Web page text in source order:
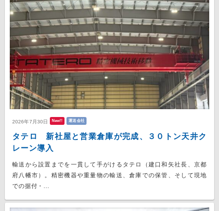
2026年7月30日 New!! 運送会社
タテロ 新社屋と営業倉庫が完成、３０トン天井ク
レーン導入
輸送から設置までを一貫して手がけるタテロ（建口和矢社長、京都
府八幡市）。精密機器や重量物の輸送、倉庫での保管、そして現地
での据付・...